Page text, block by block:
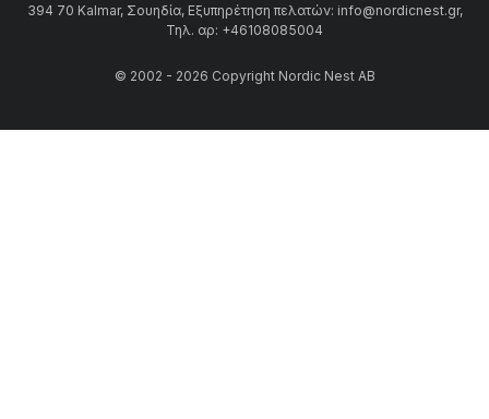
394 70 Kalmar, Σουηδία, Εξυπηρέτηση πελατών: info@nordicnest.gr,
Τηλ. αρ: +46108085004
© 2002 - 2026 Copyright Nordic Nest AB